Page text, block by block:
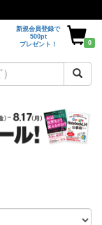
新規会員登録で
500pt
プレゼント！
0